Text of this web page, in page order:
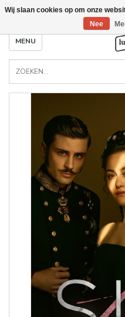
MENU
Wij slaan cookies op om onze
Nee